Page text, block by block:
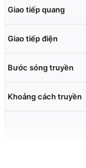
Giao tiếp quang
Giao tiếp điện
Bước sóng truyền
Khoảng cách truyền